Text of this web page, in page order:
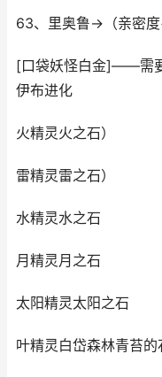
63、里奥鲁→（亲密
[口袋妖怪白金]——需
伊布进化
火精灵火之石）
雷精灵雷之石）
水精灵水之石
月精灵月之石
太阳精灵太阳之石
叶精灵白岱森林青苔